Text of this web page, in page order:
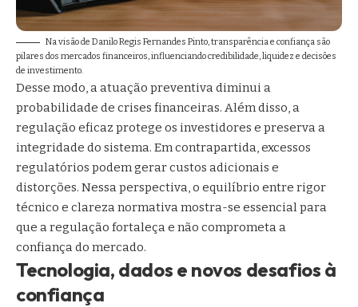
Na visão de Danilo Regis Fernandes Pinto, transparência e confiança são
pilares dos mercados financeiros, influenciando credibilidade, liquidez e decisões
de investimento.
Desse modo, a atuação preventiva diminui a
probabilidade de crises financeiras. Além disso, a
regulação eficaz protege os investidores e preserva a
integridade do sistema. Em contrapartida, excessos
regulatórios podem gerar custos adicionais e
distorções. Nessa perspectiva, o equilíbrio entre rigor
técnico e clareza normativa mostra-se essencial para
que a regulação fortaleça e não comprometa a
confiança do mercado.
Tecnologia, dados e novos desafios à
confiança